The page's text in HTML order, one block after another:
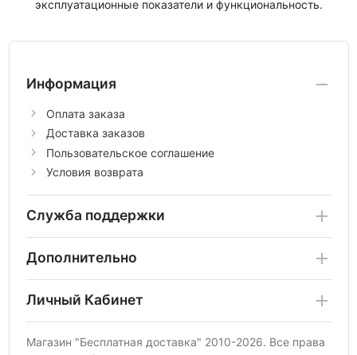
эксплуатационные показатели и функциональность.
Информация
Оплата заказа
Доставка заказов
Пользовательское соглашение
Условия возврата
Служба поддержки
Дополнительно
Личный Кабинет
Магазин "Бесплатная доставка" 2010-2026. Все права